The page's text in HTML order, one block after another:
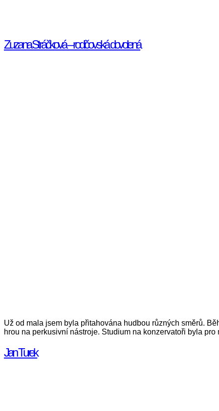
Zuzana Stráčková – rodičovská dovolená
Už od mala jsem byla přitahována hudbou různých směrů.
hrou na perkusivní nástroje. Studium na konzervatoři byla
Jan Turek